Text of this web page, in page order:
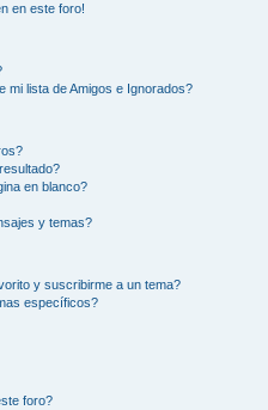
en este foro!
mi lista de Amigos e Ignorados?
en blanco?
y temas?
y suscribirme a un tema?
específicos?
foro?